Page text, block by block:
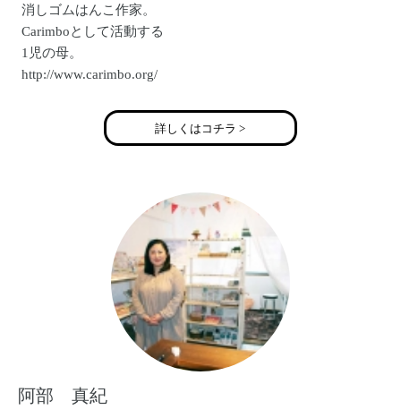
消しゴムはんこ作家。
Carimboとして活動する
1児の母。
http://www.carimbo.org/
詳しくはコチラ >
阿部 真紀